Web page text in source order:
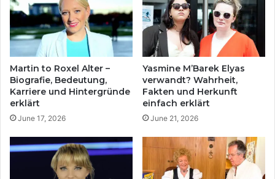
Martin to Roxel Alter –
Biografie, Bedeutung,
Karriere und Hintergründe
erklärt
June 17, 2026
Yasmine M’Barek Elyas
verwandt? Wahrheit,
Fakten und Herkunft
einfach erklärt
June 21, 2026